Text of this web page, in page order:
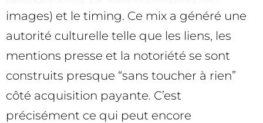
images) et le timing. Ce mix a généré une
autorité culturelle telle que les liens, les
mentions presse et la notoriété se sont
construits presque “sans toucher à rien”
côté acquisition payante. C’est
précisément ce qui peut encore